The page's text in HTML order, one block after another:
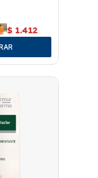
$ 1.412